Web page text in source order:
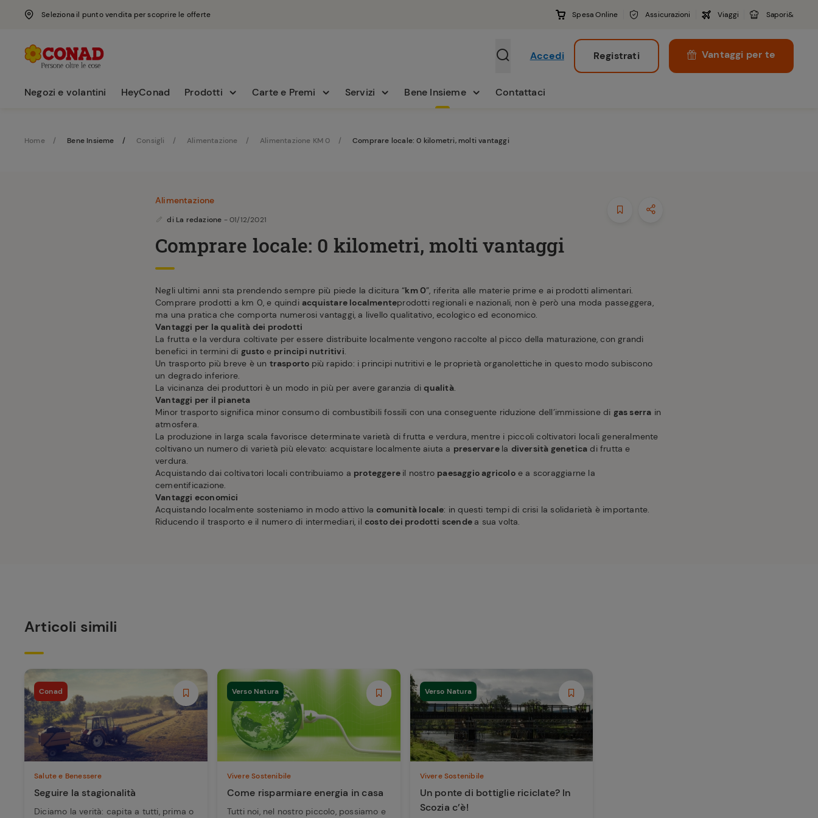
Seleziona il punto vendita per scoprire le offerte Spesa Online Assicurazioni Viaggi Sapori&
Accedi Registrati Vantaggi per te
Negozi e volantini HeyConad Prodotti Carte e Premi Servizi Bene Insieme Contattaci
Home Bene Insieme Consigli Alimentazione Alimentazione KM 0 Comprare locale: 0 kilometri, molti vantaggi
Alimentazione
di La redazione - 01/12/2021
Comprare locale: 0 kilometri, molti vantaggi
Negli ultimi anni sta prendendo sempre più piede la dicitura “km 0”, riferita alle materie prime e ai prodotti alimentari.
Comprare prodotti a km 0, e quindiacquistare localmenteprodotti regionali e nazionali, non è però una moda passeggera,
ma una pratica che comporta numerosi vantaggi, a livello qualitativo, ecologico ed economico.
Vantaggi per la qualità dei prodotti
La frutta e la verdura coltivate per essere distribuite localmente vengono raccolte al picco della maturazione, con grandi
benefici in termini di gusto e principi nutritivi.
Un trasporto più breve è un trasporto più rapido: i principi nutritivi e le proprietà organolettiche in questo modo subiscono
un degrado inferiore.
La vicinanza dei produttori è un modo in più per avere garanzia diqualità.
Vantaggi per il pianeta
Minor trasporto significa minor consumo di combustibili fossili con una conseguente riduzione dell’immissione di gas serra in
atmosfera.
La produzione in larga scala favorisce determinate varietà di frutta e verdura, mentre i piccoli coltivatori locali generalmente
coltivano un numero di varietà più elevato: acquistare localmente aiuta a preservare la diversità genetica di frutta e
verdura.
Acquistando dai coltivatori locali contribuiamo a proteggere il nostro paesaggio agricoloe a scoraggiarne la
cementificazione.
Vantaggi economici
Acquistando localmente sosteniamo in modo attivo lacomunità locale: in questi tempi di crisi la solidarietà è importante.
Riducendo il trasporto e il numero di intermediari, ilcosto dei prodotti scende a sua volta.
Articoli simili
Conad
Salute e Benessere
Seguire la stagionalità
Diciamo la verità: capita a tutti, prima o
Verso Natura
Vivere Sostenibile
Come risparmiare energia in casa
Tutti noi, nel nostro piccolo, possiamo e
Verso Natura
Vivere Sostenibile
Un ponte di bottiglie riciclate? In
Scozia c’è!